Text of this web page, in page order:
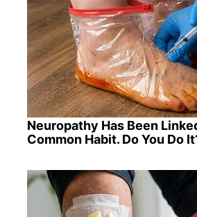
Neuropathy Has Been
Common Habit. Do You Do